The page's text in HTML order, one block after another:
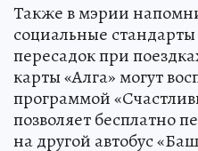
Также в мэрии
социальные
пересадок при
карты «Алга» могут
программой
позволяет бесплатно
на другой автобус